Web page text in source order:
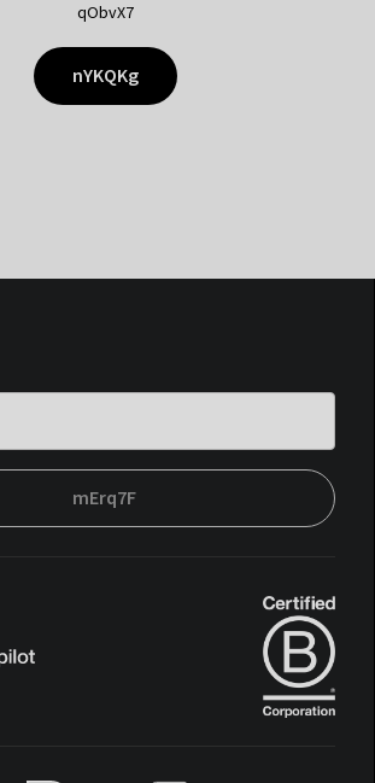
qObvX7
nYKQKg
mErq7F